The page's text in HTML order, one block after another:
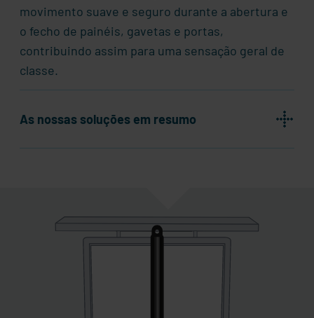
movimento suave e seguro durante a abertura e
o fecho de painéis, gavetas e portas,
contribuindo assim para uma sensação geral de
classe.
As nossas soluções em resumo